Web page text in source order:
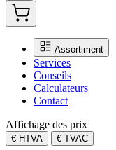
Assortiment
Services
Conseils
Calculateurs
Contact
Affichage des prix
€ HTVA € TVAC